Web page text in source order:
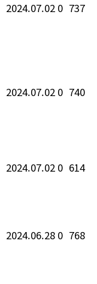
2024.07.02 0 737
2024.07.02 0 740
2024.07.02 0 614
2024.06.28 0 768